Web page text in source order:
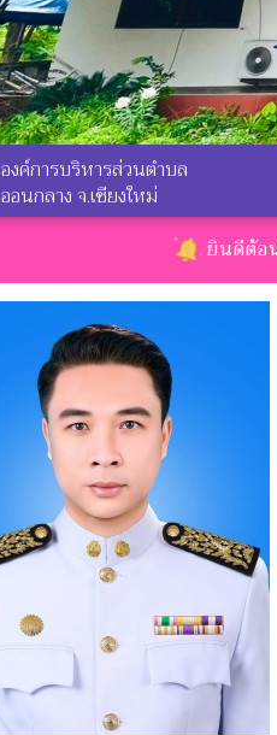
องค์การบริหารส่วนตำบล
ออนกลาง จ.เชียงใหม่
ยินดีต้อนรับเข้าสู่